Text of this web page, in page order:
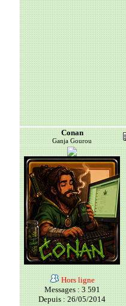
Conan
Ganja Gourou
Hors ligne
Messages : 3 591
Depuis : 26/05/2014